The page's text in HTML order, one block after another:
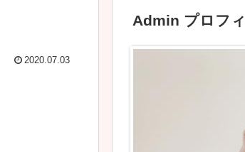
2020.07.03
Admin プロフ